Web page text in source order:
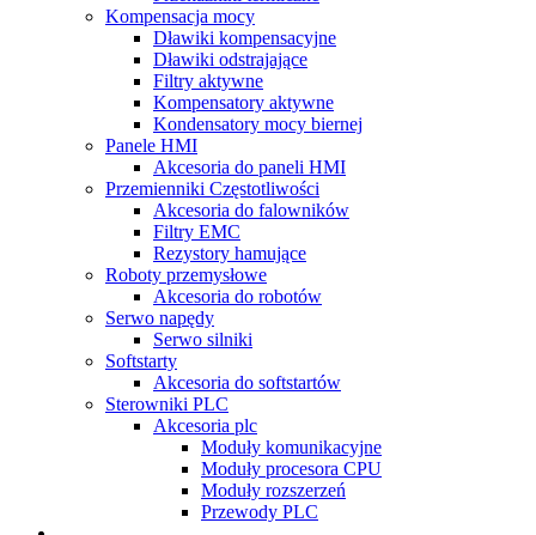
Kompensacja mocy
Dławiki kompensacyjne
Dławiki odstrajające
Filtry aktywne
Kompensatory aktywne
Kondensatory mocy biernej
Panele HMI
Akcesoria do paneli HMI
Przemienniki Częstotliwości
Akcesoria do falowników
Filtry EMC
Rezystory hamujące
Roboty przemysłowe
Akcesoria do robotów
Serwo napędy
Serwo silniki
Softstarty
Akcesoria do softstartów
Sterowniki PLC
Akcesoria plc
Moduły komunikacyjne
Moduły procesora CPU
Moduły rozszerzeń
Przewody PLC